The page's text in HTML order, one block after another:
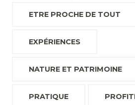
ETRE PROCHE DE TOUT
EXPÉRIENCES
NATURE ET PATRIMOINE
PRATIQUE